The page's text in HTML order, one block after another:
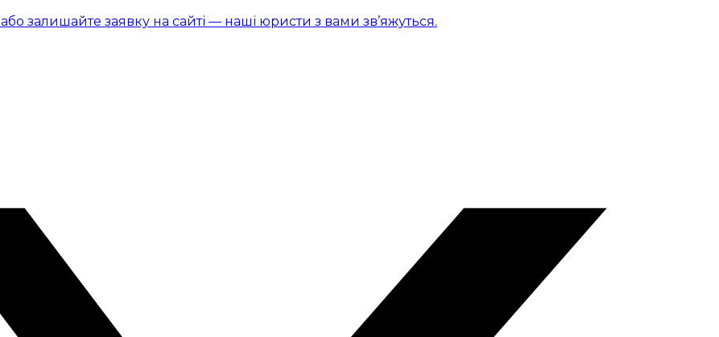
або залишайте заявку на сайті — наші юристи з вами зв’яжуться.